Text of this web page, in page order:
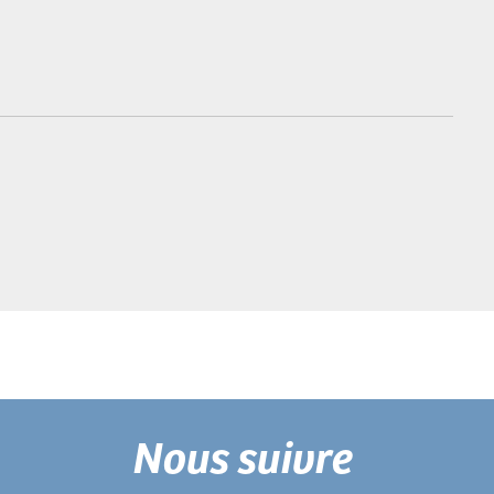
Nous suivre